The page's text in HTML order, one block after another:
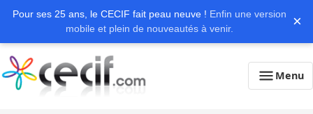
Pour ses 25 ans, le CECIF fait peau neuve ! Enfin une version
mobile et plein de nouveautés à venir.
×
Menu